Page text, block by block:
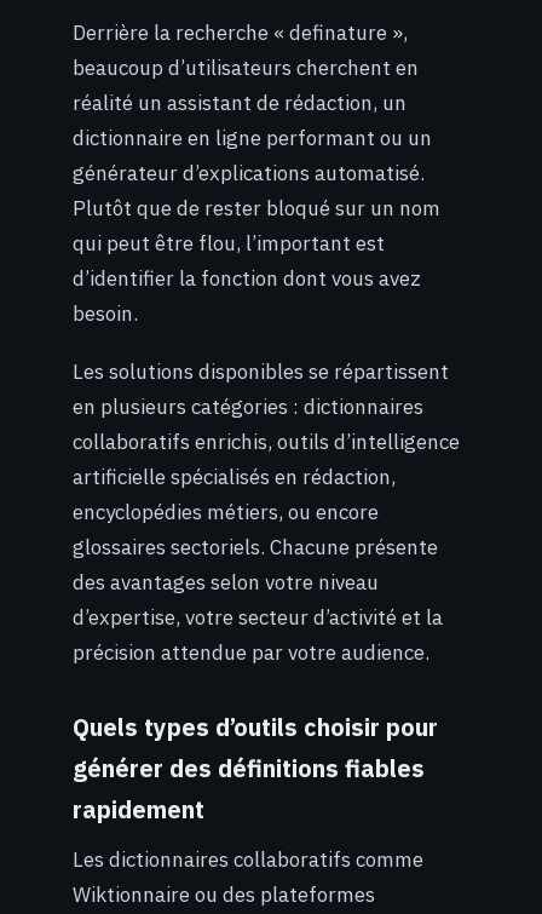
Derrière la recherche « definature »,
beaucoup d’utilisateurs cherchent en
réalité un assistant de rédaction, un
dictionnaire en ligne performant ou un
générateur d’explications automatisé.
Plutôt que de rester bloqué sur un nom
qui peut être flou, l’important est
d’identifier la fonction dont vous avez
besoin.
Les solutions disponibles se répartissent
en plusieurs catégories : dictionnaires
collaboratifs enrichis, outils d’intelligence
artificielle spécialisés en rédaction,
encyclopédies métiers, ou encore
glossaires sectoriels. Chacune présente
des avantages selon votre niveau
d’expertise, votre secteur d’activité et la
précision attendue par votre audience.
Quels types d’outils choisir pour
générer des définitions fiables
rapidement
Les dictionnaires collaboratifs comme
Wiktionnaire ou des plateformes